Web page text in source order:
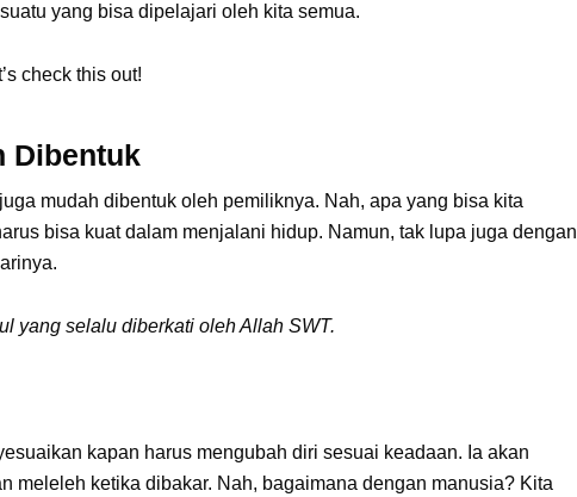
yang bisa dipelajari oleh kita semua.
check this out!
Dibentuk
mudah dibentuk oleh pemiliknya. Nah, apa yang bisa kita
bisa kuat dalam menjalani hidup. Namun, tak lupa juga dengan
yang selalu diberkati oleh Allah SWT.
kapan harus mengubah diri sesuai keadaan. Ia akan
meleleh ketika dibakar. Nah, bagaimana dengan manusia? Kita